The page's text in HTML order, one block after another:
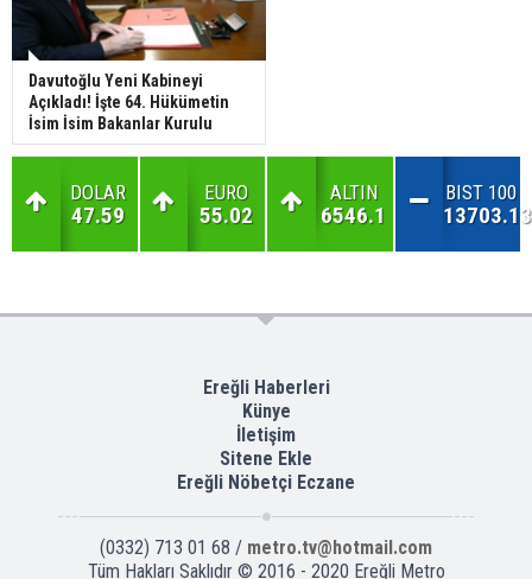
Davutoğlu Yeni Kabineyi
Açıkladı! İşte 64. Hükümetin
İsim İsim Bakanlar Kurulu
DOLAR
47.59
EURO
55.02
ALTIN
6546.1
BIST 100
13703.13
Ereğli Haberleri
Künye
İletişim
Sitene Ekle
Ereğli Nöbetçi Eczane
(0332) 713 01 68 / metro.tv@hotmail.com
Tüm Hakları Saklıdır © 2016 - 2020 Ereğli Metro